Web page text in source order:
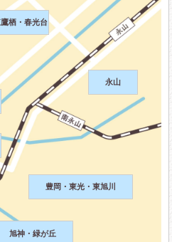
旭川志峯幼稚園
旭川東光幼稚園
旭川ふたば幼稚園
あすなろ幼稚園
さくらおか幼稚園
つくし幼稚園
豊岡・東光・東旭川
永山
旭神・緑が丘
栖・春光台